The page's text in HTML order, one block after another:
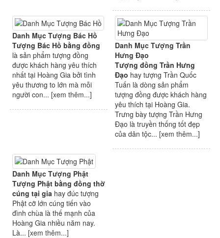
Danh Mục Tượng Bác Hồ
Tượng Bác Hồ bằng đồng
là sản phẩm tượng đồng
được khách hàng yêu thích
nhất tại Hoàng Gia bởi tình
yêu thương to lớn mà mỗi
người con... [xem thêm...]
Danh Mục Tượng Trần
Hưng Đạo
Tượng đồng Trần Hưng
Đạo hay tượng Trần Quốc
Tuấn là dòng sản phẩm
tượng đồng được khách hàng
yêu thích tại Hoàng Gia.
Trưng bày tượng Trần Hưng
Đạo là truyền thống tốt đẹp
của dân tộc... [xem thêm...]
Danh Mục Tượng Phật
Tượng Phật bằng đồng thờ
cúng tại gia hay đúc tượng
Phật cỡ lớn cúng tiến vào
đình chùa là thế mạnh của
Hoàng Gia nhiều năm nay.
Là... [xem thêm...]